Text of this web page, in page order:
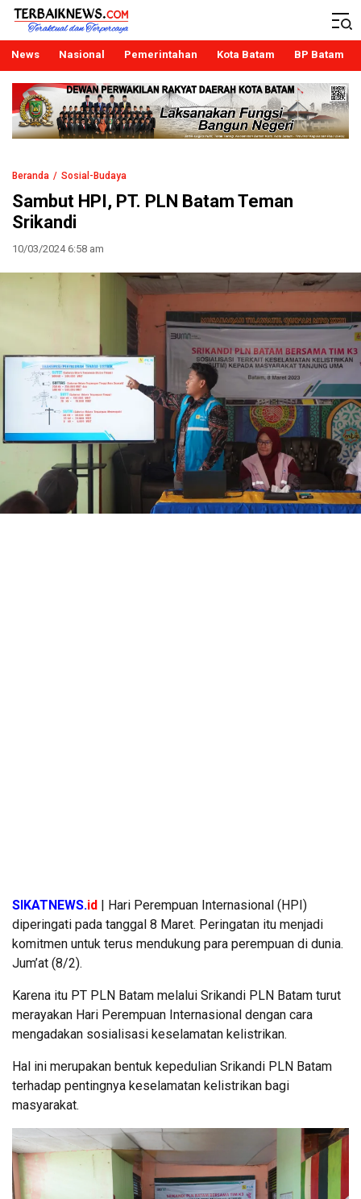
Terbaiknews
Teraktual dan Terpercaya
News Nasional Pemerintahan Kota Batam BP Batam
Beranda Sosial-Budaya
Sambut HPI, PT. PLN Batam Teman
Srikandi
10/03/2024 6:58 am
SIKATNEWS.id | Hari Perempuan Internasional (HPI)
diperingati pada tanggal 8 Maret. Peringatan itu menjadi
komitmen untuk terus mendukung para perempuan di dunia.
Jum’at (8/2).
Karena itu PT PLN Batam melalui Srikandi PLN Batam turut
merayakan Hari Perempuan Internasional dengan cara
mengadakan sosialisasi keselamatan kelistrikan.
Hal ini merupakan bentuk kepedulian Srikandi PLN Batam
terhadap pentingnya keselamatan kelistrikan bagi
masyarakat.